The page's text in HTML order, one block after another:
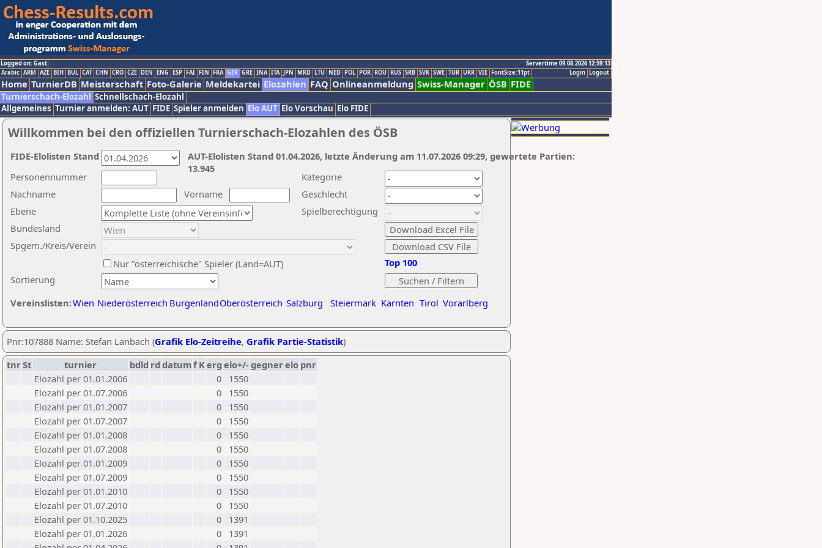
Logged on: Gast
Servertime 09.08.2026 12:59:13
Logout
Login
Arabic ARM AZE BIH BUL CAT CHN CRO CZE DEN ENG ESP FAI FIN FRA GER GRE INA ITA JPN MKD LTU NED POL POR ROU RUS SRB SVK SWE TUR UKR VIE FontSize:11pt
Home TurnierDB Meisterschaft Foto-Galerie Meldekartei Elozahlen FAQ Onlineanmeldung Swiss-Manager ÖSB FIDE
Turnierschach-Elozahl Schnellschach-Elozahl
Allgemeines Turnier anmelden: AUT FIDE Spieler anmelden Elo AUT Elo Vorschau Elo FIDE
Willkommen bei den offiziellen Turnierschach-Elozahlen des ÖSB
Nachname
Vorname
Ebene
Kategorie
Sortierung
Personennummer
Bundesland
Spgem./Kreis/Verein
Geschlecht
Nur "österreichische" Spieler (Land=AUT)
Spielberechtigung
Vereinslisten:Wien Niederösterreich BurgenlandOberösterreich Salzburg Steiermark Kärnten Tirol Vorarlberg
Top 100
AUT-Elolisten Stand 01.04.2026, letzte Änderung am 11.07.2026 09:29, gewertete Partien:
13.945
FIDE-Elolisten Stand
Pnr:107888 Name: Stefan Lanbach (Grafik Elo-Zeitreihe, Grafik Partie-Statistik)
tnrSt turnier bdld rd datumf Kerg elo+/-gegnerelo pnr
Elozahl per 01.01.2006
0
1550
Elozahl per 01.07.2006
0
1550
Elozahl per 01.01.2007
0
1550
Elozahl per 01.07.2007
0
1550
Elozahl per 01.01.2008
0
1550
Elozahl per 01.07.2008
0
1550
Elozahl per 01.01.2009
0
1550
Elozahl per 01.07.2009
0
1550
Elozahl per 01.01.2010
0
1550
Elozahl per 01.07.2010
0
1550
Elozahl per 01.10.2025
0
1391
Elozahl per 01.01.2026
0
1391